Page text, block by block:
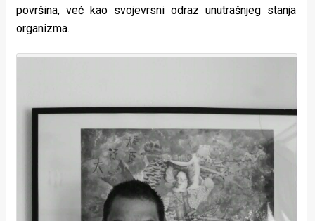
Magazin
površina, već kao svojevrsni odraz unutrašnjeg stanja
organizma.